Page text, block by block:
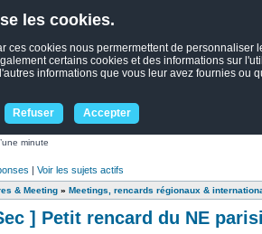
les cookies.
ces cookies nous permermettent de
certains cookies et des informations sur
informations que vous leur avez fournies ou
Refuser Accepter
minute
| Voir les sujets actifs
& Meeting » Meetings, rencards régionaux &
] Petit rencard du NE